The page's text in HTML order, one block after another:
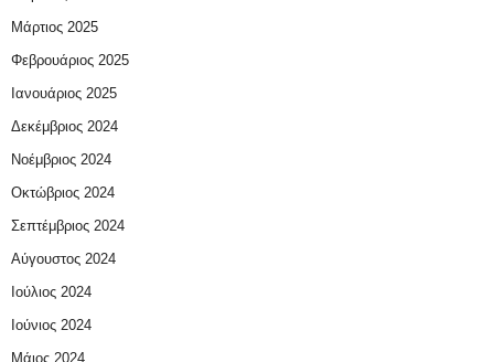
Μάρτιος 2025
Φεβρουάριος 2025
Ιανουάριος 2025
Δεκέμβριος 2024
Νοέμβριος 2024
Οκτώβριος 2024
Σεπτέμβριος 2024
Αύγουστος 2024
Ιούλιος 2024
Ιούνιος 2024
Μάιος 2024